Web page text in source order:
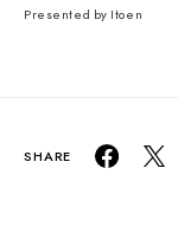
Presented by Itoen